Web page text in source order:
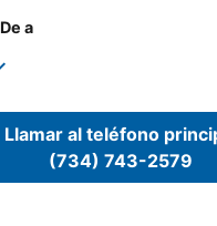
De a
Llamar al teléfono
(734) 743-2579